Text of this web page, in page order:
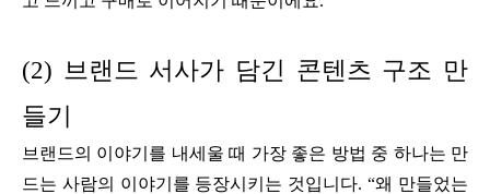
(2) 브랜드 서사가 담긴 콘텐츠 구조 만
들기
브랜드의 이야기를 내세울 때 가장 좋은 방법 중 하나는 만
드는 사람의 이야기를 등장시키는 것입니다. “왜 만들었는